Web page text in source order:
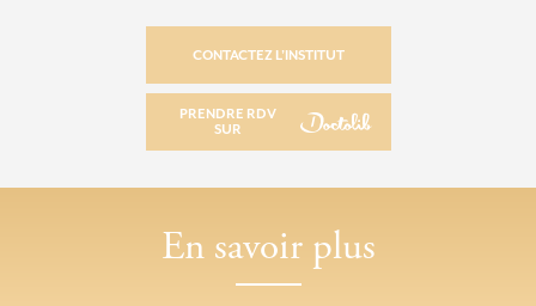
CONTACTEZ L’INSTITUT
PRENDRE RDV
SUR
PRENDRE RDV SUR
En savoir plus